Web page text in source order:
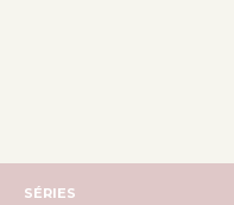
SÉRIES